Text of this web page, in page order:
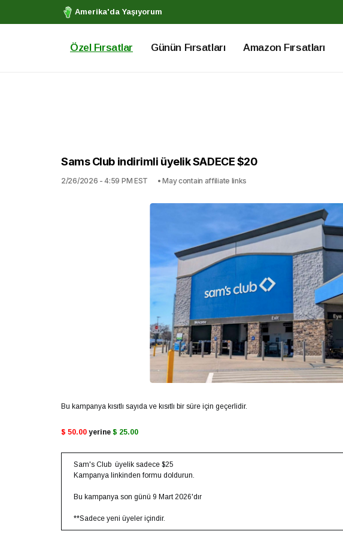
Amerika'da Yaşıyorum
Özel Fırsatlar Günün Fırsatları Amazon Fırsatları
Sams Club indirimli üyelik SADECE $20
2/26/2026 - 4:59 PM EST • May contain affiliate links
Bu kampanya kısıtlı sayıda ve kısıtlı bir süre için geçerlidir.
$ 50.00 yerine $ 25.00
Sam's Club üyelik sadece $25
Kampanya linkinden formu doldurun.
Bu kampanya son günü 9 Mart 2026'dır
**Sadece yeni üyeler içindir.